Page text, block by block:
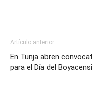
Artículo anterior
En Tunja abren
para el Día del